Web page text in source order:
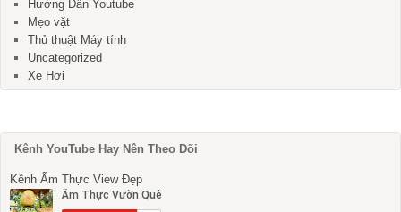
Hướng Dẫn Youtube
Mẹo vặt
Thủ thuật Máy tính
Uncategorized
Xe Hơi
Kênh YouTube Hay Nên Theo Dõi
Kênh Ẩm Thực View Đẹp